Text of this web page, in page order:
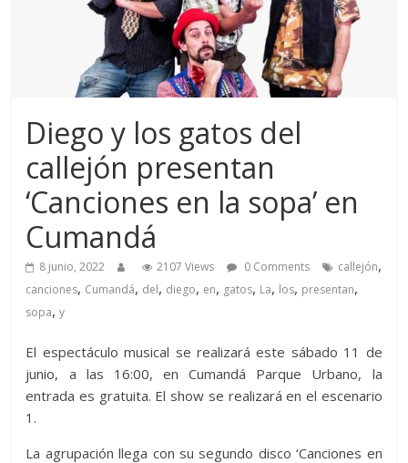
Diego y los gatos del
callejón presentan
‘Canciones en la sopa’ en
Cumandá
8 junio, 2022 2107 Views 0 Comments callejón,
canciones, Cumandá, del, diego, en, gatos, La, los, presentan,
sopa,y
El espectáculo musical se realizará este sábado 11 de
junio, a las 16:00, en Cumandá Parque Urbano, la
entrada es gratuita. El show se realizará en el escenario
1.
La agrupación llega con su segundo disco ‘Canciones en